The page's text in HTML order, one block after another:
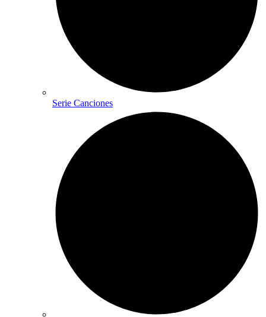
Serie Canciones